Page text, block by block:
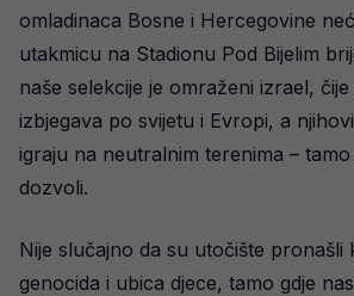
omladinaca Bosne i Hercegovine
utakmicu na Stadionu Pod Bijelim
naše selekcije je omraženi izrael,
izbjegava po svijetu i Evropi, a
igraju na neutralnim terenima – tamo
dozvoli.
Nije slučajno da su utočište pronašli
genocida i ubica djece, tamo gdje